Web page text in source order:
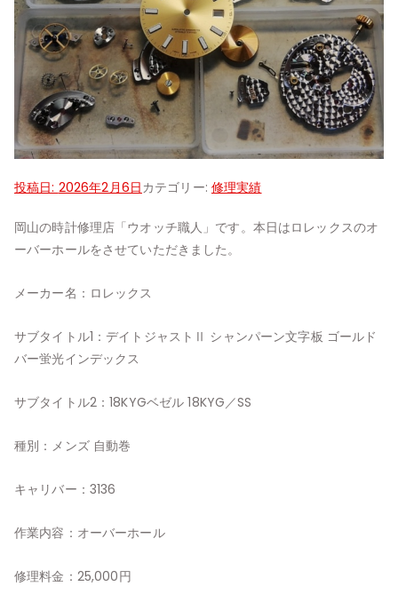
投稿日: 2026年2月6日 カテゴリー: 修理実績
岡山の時計修理店「ウオッチ職人」です。本日はロレックスのオ
ーバーホールをさせていただきました。
メーカー名：ロレックス
サブタイトル1：デイトジャストⅡ シャンパーン文字板 ゴールド
バー蛍光インデックス
サブタイトル2：18KYGベゼル 18KYG／SS
種別：メンズ 自動巻
キャリバー：3136
作業内容：オーバーホール
修理料金：25,000円